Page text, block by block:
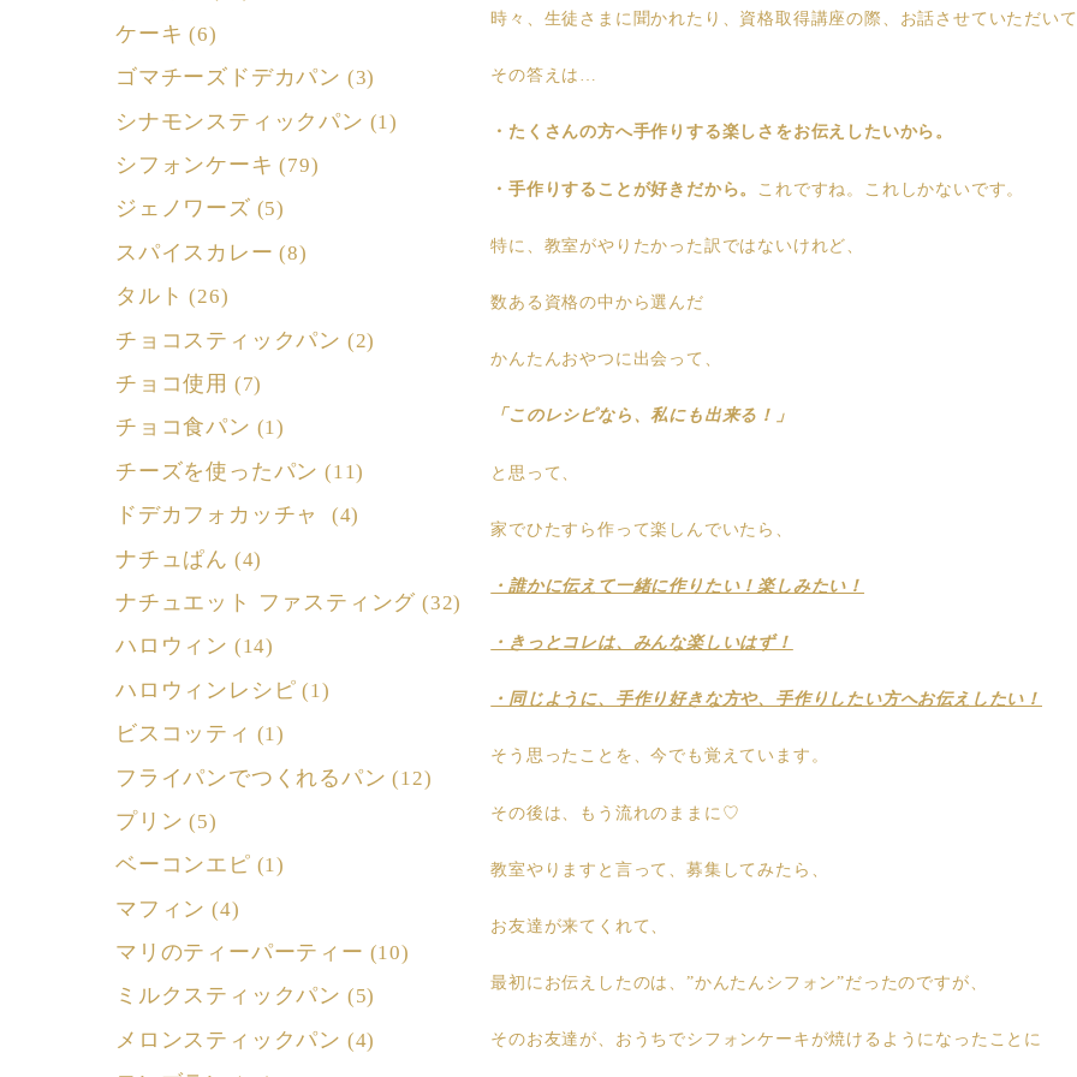
時々、生徒さまに聞かれたり、資格取得講座の際、お話させていただいて
その答えは…
・たくさんの方へ手作りする楽しさをお伝えしたいから。
・手作りすることが好きだから。 これですね。これしかないです。
特に、教室がやりたかった訳ではないけれど、
数ある資格の中から選んだ
かんたんおやつに出会って、
「このレシピなら、私にも出来る！」
と思って、
家でひたすら作って楽しんでいたら、
・誰かに伝えて一緒に作りたい！楽しみたい！
・きっとコレは、みんな楽しいはず！
・同じように、手作り好きな方や、手作りしたい方へお伝えしたい！
そう思ったことを、今でも覚えています。
その後は、もう流れのままに♡
教室やりますと言って、募集してみたら、
お友達が来てくれて、
最初にお伝えしたのは、”かんたんシフォン”だったのですが、
そのお友達が、おうちでシフォンケーキが焼けるようになったことに
ケーキ (6)
ゴマチーズドデカパン (3)
シナモンスティックパン (1)
シフォンケーキ (79)
ジェノワーズ (5)
スパイスカレー (8)
タルト (26)
チョコスティックパン (2)
チョコ使用 (7)
チョコ食パン (1)
チーズを使ったパン (11)
ドデカフォカッチャ (4)
ナチュぱん (4)
ナチュエット ファスティング (32)
ハロウィン (14)
ハロウィンレシピ (1)
ビスコッティ (1)
フライパンでつくれるパン (12)
プリン (5)
ベーコンエピ (1)
マフィン (4)
マリのティーパーティー (10)
ミルクスティックパン (5)
メロンスティックパン (4)